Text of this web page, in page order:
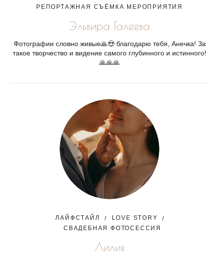
РЕПОРТАЖНАЯ СЪЁМКА МЕРОПРИЯТИЯ
Эльвира Галеева
Фотографии словно живые🙏😍 благодарю тебя, Анечка! За
такое творчество и видение самого глубинного и истинного!
🙏🙏🙏
ЛАЙФСТАЙЛ
LOVE STORY
СВАДЕБНАЯ ФОТОСЕССИЯ
Лилия